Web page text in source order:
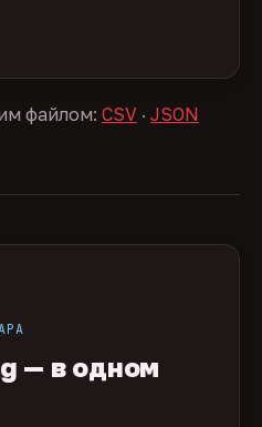
файлом: CSV · JSON
— в одном